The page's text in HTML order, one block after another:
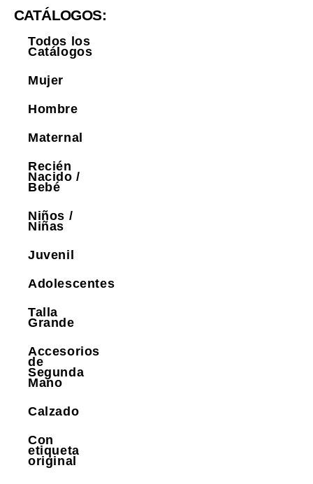
CATÁLOGOS:
Todos los
Catálogos
Mujer
Hombre
Maternal
Recién
Nacido /
Bebé
Niños /
Niñas
Juvenil
Adolescentes
Talla
Grande
Accesorios
de
Segunda
Mano
Calzado
Con
etiqueta
original